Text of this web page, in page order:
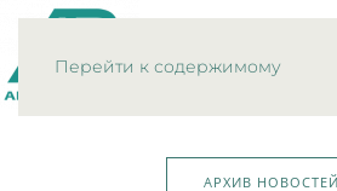
Перейти к содержимому
АРХИВ НОВОСТЕЙ